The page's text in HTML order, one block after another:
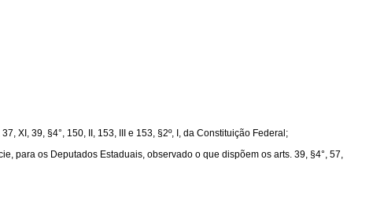
XI, 39, §4°, 150, II, 153, III e 153, §2º, I, da Constituição Federal;
para os Deputados Estaduais, observado o que dispõem os arts. 39, §4°, 57,